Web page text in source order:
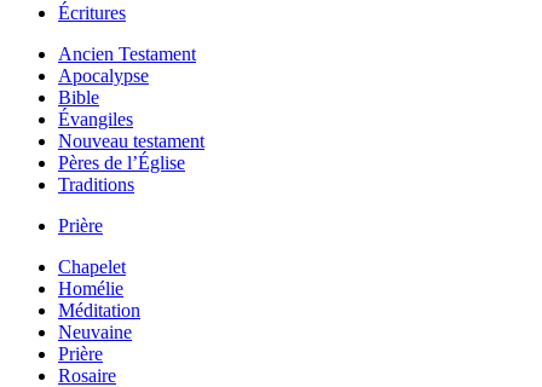
Écritures
Ancien Testament
Apocalypse
Bible
Évangiles
Nouveau testament
Pères de l’Église
Traditions
Prière
Chapelet
Homélie
Méditation
Neuvaine
Prière
Rosaire